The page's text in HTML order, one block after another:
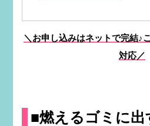
＼お申し込みはネットで完結♪
対応／
■燃えるゴミに出